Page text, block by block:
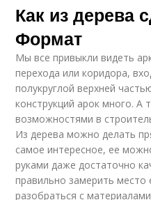
Как из дерева
Формат
Мы все привыкли видеть
перехода или коридора,
полукруглой верхней
конструкций арок много. А
возможностями в
Из дерева можно делать
самое интересное, ее
руками даже достаточно
правильно замерить место
разобраться с